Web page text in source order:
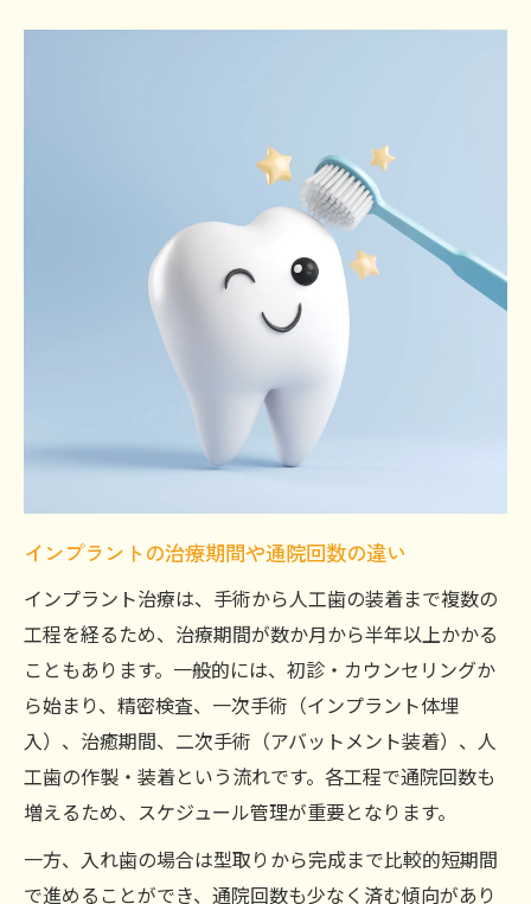
インプラントの治療期間や通院回数の違い
インプラント治療は、手術から人工歯の装着まで複数の
工程を経るため、治療期間が数か月から半年以上かかる
こともあります。一般的には、初診・カウンセリングか
ら始まり、精密検査、一次手術（インプラント体埋
入）、治癒期間、二次手術（アバットメント装着）、人
工歯の作製・装着という流れです。各工程で通院回数も
増えるため、スケジュール管理が重要となります。
一方、入れ歯の場合は型取りから完成まで比較的短期間
で進めることができ、通院回数も少なく済む傾向があり